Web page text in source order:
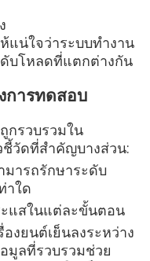
แน่ใจว่าระบบทำงาน
บโหลดที่แตกต่างกัน
การทดสอบ
กรวบรวมใน
วัดที่สำคัญบางส่วน:
มารถรักษาระดับ
าใด
แสในแต่ละขั้นตอน
องยนต์เย็นลงระหว่าง
มูลที่รวบรวมช่วย